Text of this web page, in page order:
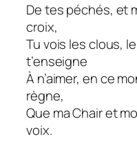
De tes péchés, et
croix,
Tu vois les clous,
t’enseigne
À n’aimer, en ce
règne,
Que ma Chair et
voix.